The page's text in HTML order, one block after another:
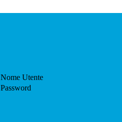
Nome Utente
Password